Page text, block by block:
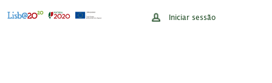
Iniciar sessão